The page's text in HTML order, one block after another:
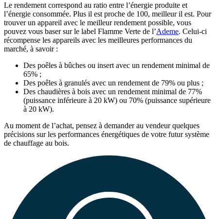
Le rendement correspond au ratio entre l’énergie produite et
l’énergie consommée. Plus il est proche de 100, meilleur il est. Pour
trouver un appareil avec le meilleur rendement possible, vous
pouvez vous baser sur le label Flamme Verte de l’Ademe. Celui-ci
récompense les appareils avec les meilleures performances du
marché, à savoir :
Des poêles à bûches ou insert avec un rendement minimal de
65% ;
Des poêles à granulés avec un rendement de 79% ou plus ;
Des chaudières à bois avec un rendement minimal de 77%
(puissance inférieure à 20 kW) ou 70% (puissance supérieure
à 20 kW).
Au moment de l’achat, pensez à demander au vendeur quelques
précisions sur les performances énergétiques de votre futur système
de chauffage au bois.